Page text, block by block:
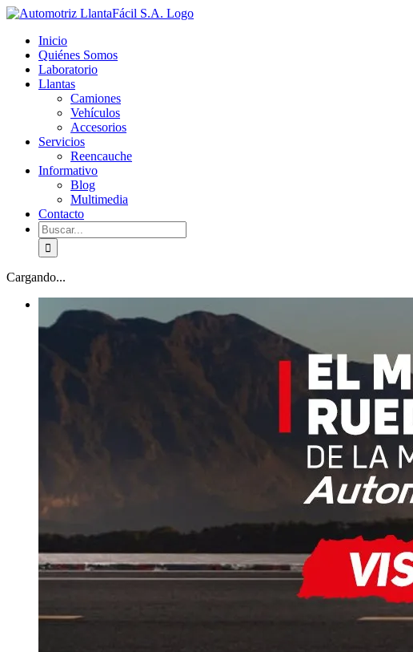
Skip
content
facebook
youtube
Inicio
Quiénes Somos
Laboratorio
Llantas
Camiones
Vehículos
Accesorios
Servicios
Reencauche
Informativo
Blog
Multimedia
Contacto
Buscar:
Cargando...